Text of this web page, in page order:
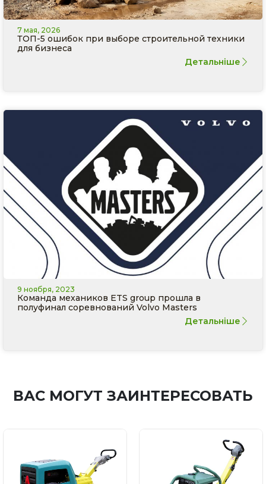
7 мая, 2026
ТОП-5 ошибок при выборе строительной техники
для бизнеса
Детальніше
9 ноября, 2023
Команда механиков ETS group прошла в
полуфинал соревнований Volvo Masters
Детальніше
ВАС МОГУТ ЗАИНТЕРЕСОВАТЬ